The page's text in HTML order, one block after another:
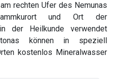
rechten Ufer des Nemunas
und Ort der
der Heilkunde verwendet
können in speziell
kostenlos Mineralwasser